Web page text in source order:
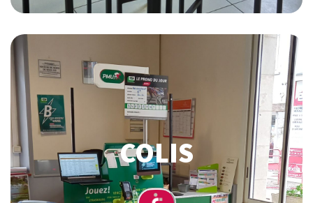
COLIS